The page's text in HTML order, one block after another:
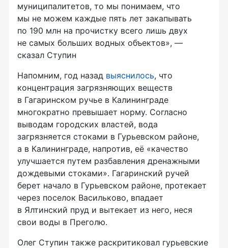
муниципалитетов, то мы понимаем, что
мы не можем каждые пять лет закапывать
по 190 млн на прочистку всего лишь двух
не самых больших водных объектов», —
сказал Ступин
Напомним, год назад выяснилось, что
концентрация загрязняющих веществ
в Гагаринском ручье в Калининграде
многократно превышает норму. Согласно
выводам городских властей, вода
загрязняется стоками в Гурьевском районе,
а в Калининграде, напротив, её «качество
улучшается путем разбавления дренажными
дождевыми стоками». Гагаринский ручей
берет начало в Гурьевском районе, протекает
через поселок Васильково, впадает
в Ялтинский пруд и вытекает из него, неся
свои воды в Преголю.
Олег Ступин также раскритиковал гурьевские